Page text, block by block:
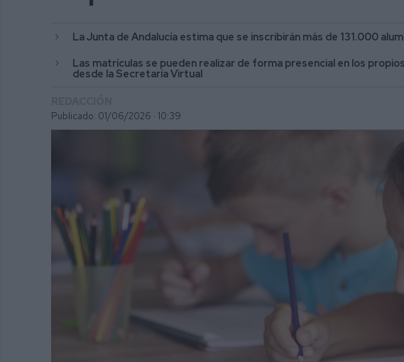
La Junta de Andalucía estima que se inscribirán más de 131.000
Las matrículas se pueden realizar de forma presencial en los
desde la Secretaría Virtual
Publicado: 01/06/2026 · 10:39